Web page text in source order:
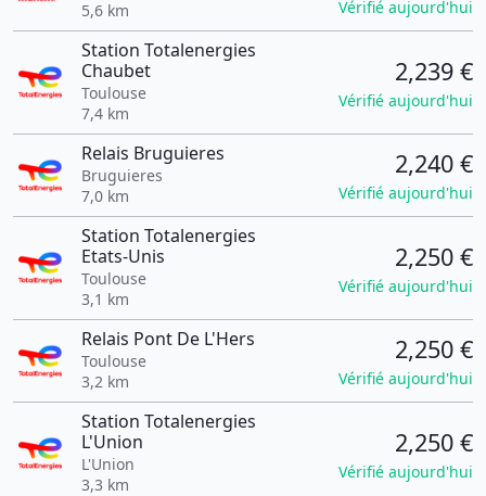
5,6 km
Vérifié aujourd'hui
Station Totalenergies
Chaubet
Toulouse
7,4 km
2,239 €
Vérifié aujourd'hui
Relais Bruguieres
Bruguieres
7,0 km
2,240 €
Vérifié aujourd'hui
Station Totalenergies
Etats-Unis
Toulouse
3,1 km
2,250 €
Vérifié aujourd'hui
Relais Pont De L'Hers
Toulouse
3,2 km
2,250 €
Vérifié aujourd'hui
Station Totalenergies
L'Union
L'Union
3,3 km
2,250 €
Vérifié aujourd'hui